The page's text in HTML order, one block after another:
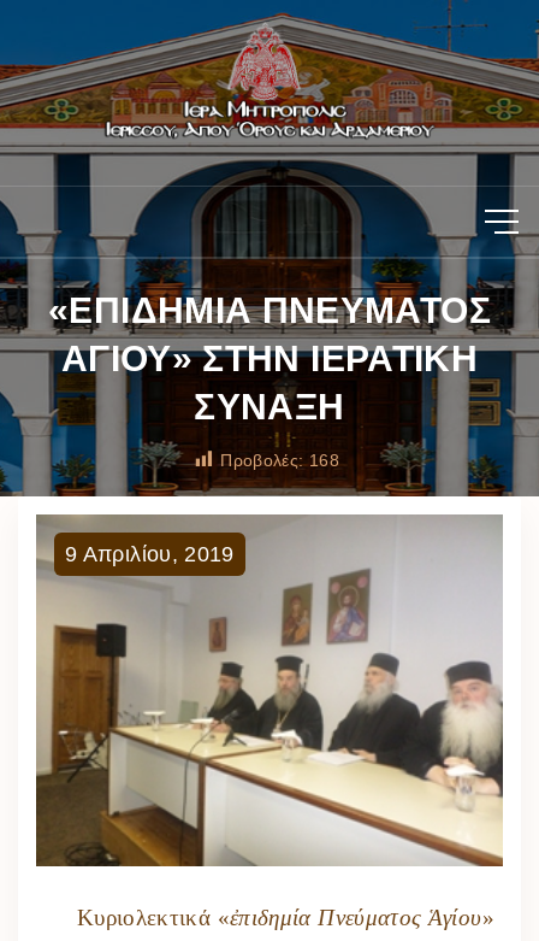
«ΕΠΙΔΗΜΙΑ ΠΝΕΥΜΑΤΟΣ
ΑΓΙΟΥ» ΣΤΗΝ ΙΕΡΑΤΙΚΗ
ΣΥΝΑΞΗ
Προβολές: 168
9 Απριλίου, 2019
Κυριολεκτικά «ἐπιδημία Πνεύματος Ἁγίου»